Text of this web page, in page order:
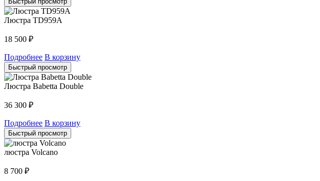
Люстра TD959A
18 500 ₽
Подробнее В корзину
Быстрый просмотр
Люстра Babetta Double
36 300 ₽
Подробнее В корзину
Быстрый просмотр
люстра Volcano
8 700 ₽